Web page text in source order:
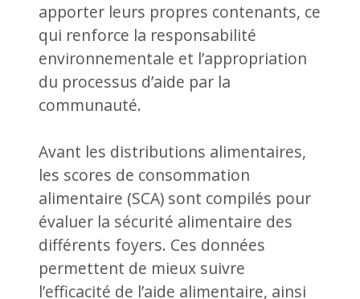
apporter leurs propres contenants, ce
qui renforce la responsabilité
environnementale et l’appropriation
du processus d’aide par la
communauté.
Avant les distributions alimentaires,
les scores de consommation
alimentaire (SCA) sont compilés pour
évaluer la sécurité alimentaire des
différents foyers. Ces données
permettent de mieux suivre
l’efficacité de l’aide alimentaire, ainsi